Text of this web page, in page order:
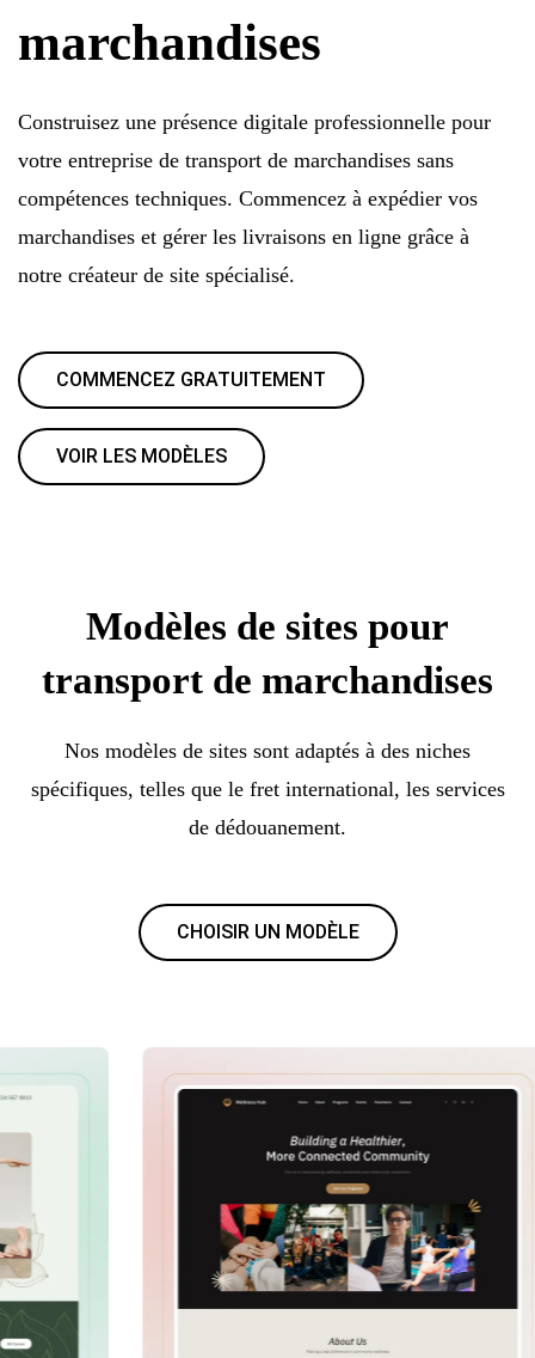
marchandises
Construisez une présence digitale professionnelle pour
votre entreprise de transport de marchandises sans
compétences techniques. Commencez à expédier vos
marchandises et gérer les livraisons en ligne grâce à
notre créateur de site spécialisé.
COMMENCEZ GRATUITEMENT
VOIR LES MODÈLES
Modèles de sites pour
transport de marchandises
Nos modèles de sites sont adaptés à des niches
spécifiques, telles que le fret international, les services
de dédouanement.
CHOISIR UN MODÈLE